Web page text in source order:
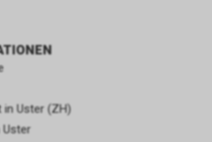
Uster (ZH)
Uster